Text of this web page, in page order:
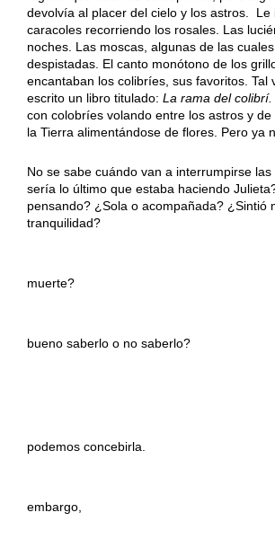
devolvía al placer del cielo y los astros. Le
caracoles recorriendo los rosales. Las
noches. Las moscas, algunas de las
despistadas. El canto monótono de los
encantaban los colibríes, sus favoritos. Tal
escrito un libro titulado: La rama del colibrí.
con colobríes volando entre los astros y
la Tierra alimentándose de flores. Pero ya
No se sabe cuándo van a interrumpirse
sería lo último que estaba haciendo
pensando? ¿Sola o acompañada? ¿Sintió
tranquilidad?
muerte?
bueno saberlo o no saberlo?
podemos concebirla.
embargo,